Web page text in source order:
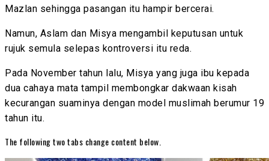
Mazlan sehingga pasangan itu hampir bercerai.
Namun, Aslam dan Misya mengambil keputusan untuk
rujuk semula selepas kontroversi itu reda.
Pada November tahun lalu, Misya yang juga ibu kepada
dua cahaya mata tampil membongkar dakwaan kisah
kecurangan suaminya dengan model muslimah berumur 19
tahun itu.
The following two tabs change content below.